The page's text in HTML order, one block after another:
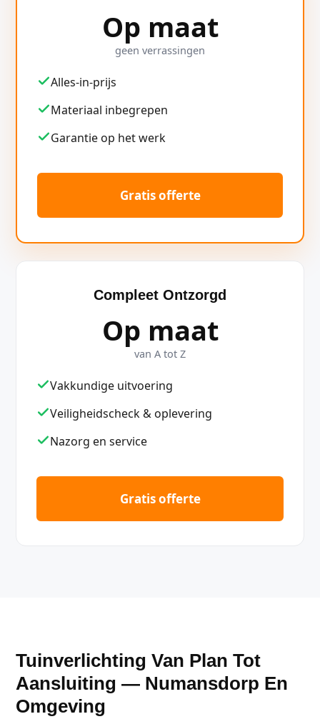
Op maat
geen verrassingen
Alles-in-prijs
Materiaal inbegrepen
Garantie op het werk
Gratis offerte
Compleet Ontzorgd
Op maat
van A tot Z
Vakkundige uitvoering
Veiligheidscheck & oplevering
Nazorg en service
Gratis offerte
Tuinverlichting Van Plan Tot
Aansluiting — Numansdorp En
Omgeving